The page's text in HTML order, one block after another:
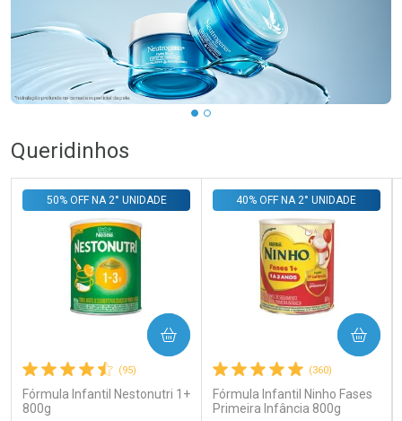
Queridinhos
(95)
Fórmula Infantil Nestonutri 1+
800g
50% OFF NA 2° UNIDADE
COMPRAR
(360)
Fórmula Infantil Ninho Fases
Primeira Infância 800g
40% OFF NA 2° UNIDADE
COMPRAR